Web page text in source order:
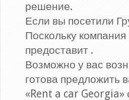
решение.
Если вы посетили
Поскольку
предоставит .
Возможно у вас
готова предложить
«Rent a car